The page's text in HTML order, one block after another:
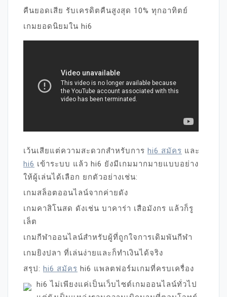
คืนยอดเสีย รับเครดิตคืนสูงสุด 10% ทุกอาทิตย์
เกมยอดนิยมใน hi6
เว้นเสียแต่ความสะดวกสำหรับการ hi6 สมัคร และ
hi6 เข้าระบบ แล้ว hi6 ยังมีเกมมากมายแบบอย่าง
ให้ผู้เล่นได้เลือก ยกตัวอย่างเช่น:
เกมสล็อตออนไลน์จากค่ายดัง
เกมคาสิโนสด ดังเช่น บาคาร่า เสือมังกร แล้วก็รู
เล็ต
เกมกีฬาออนไลน์สำหรับผู้ที่ถูกใจการเดิมพันกีฬา
เกมยิงปลา ที่เล่นง่ายและก็ทำเงินได้จริง
สรุป: hi6 สมัคร hi6 แพลตฟอร์มเกมที่ครบเครื่อง
hi6 ไม่เพียงแค่เป็นเว็บไซต์เกมออนไลน์ทั่วไป